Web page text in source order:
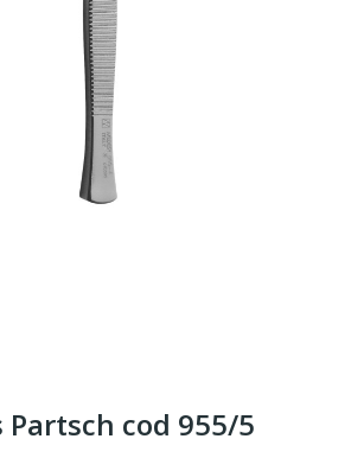
Partsch cod 955/5